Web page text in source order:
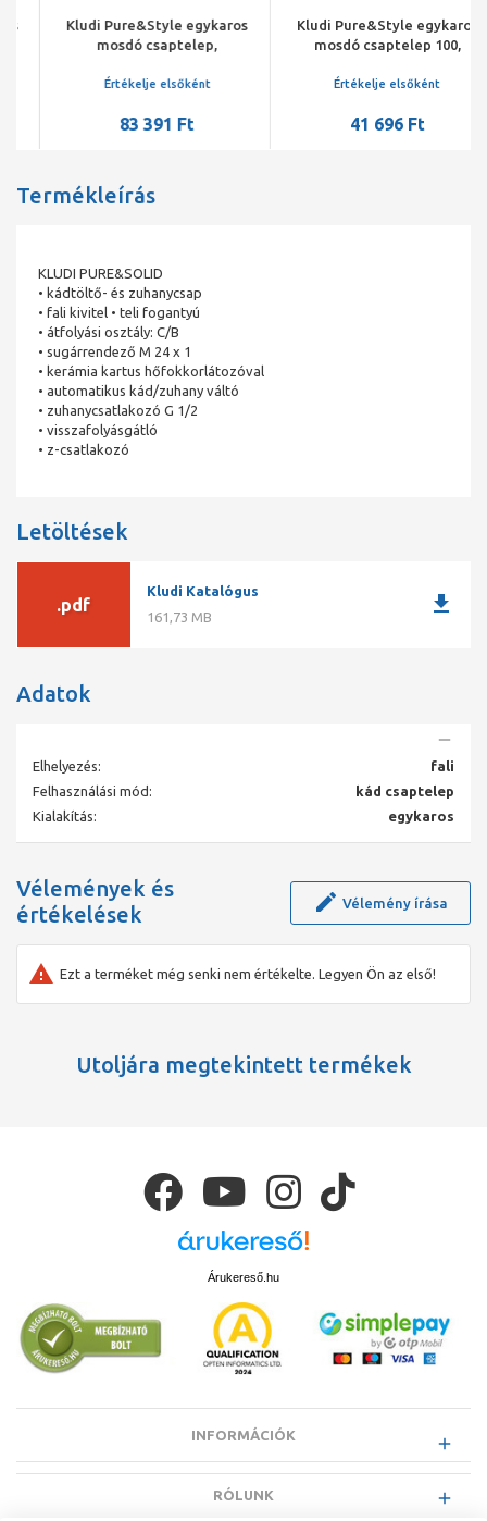
Kludi Pure&Style egykaros
mosdó csaptelep,
lefolyógarnitúrával
Értékelje elsőként
83 391 Ft
Kludi Pure&Style egykaros
mosdó csaptelep 100,
Értékelje elsőként
41 696 Ft
Termékleírás
KLUDI PURE&SOLID
• kádtöltő- és zuhanycsap
• fali kivitel • teli fogantyú
• átfolyási osztály: C/B
• sugárrendező M 24 x 1
• kerámia kartus hőfokkorlátozóval
• automatikus kád/zuhany váltó
• zuhanycsatlakozó G 1/2
• visszafolyásgátló
• z-csatlakozó
Letöltések
.pdf
Kludi Katalógus
161,73 MB
download
Adatok
Elhelyezés:
fali
Felhasználási mód:
kád csaptelep
Kialakítás:
egykaros
Vélemények és
értékelések
Vélemény írása
Ezt a terméket még senki nem értékelte. Legyen Ön az első!
Utoljára megtekintett termékek
Árukereső.hu
INFORMÁCIÓK
RÓLUNK